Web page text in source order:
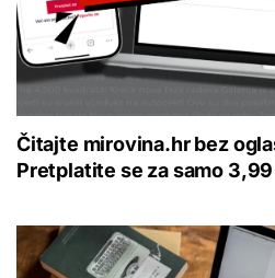
Čitajte mirovina.hr bez
Pretplatite se za samo